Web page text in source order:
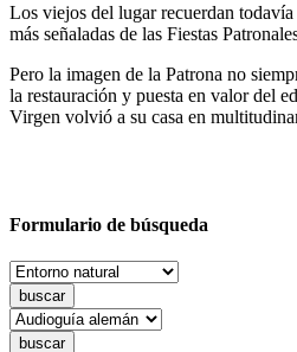
Los viejos del lugar recuerdan
más señaladas de las Fiestas
Pero la imagen de la Patrona no
la restauración y puesta en valor del
Virgen volvió a su casa en
Formulario de búsqueda